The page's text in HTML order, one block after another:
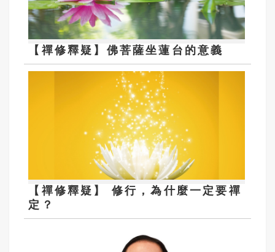
【禪修釋疑】佛菩薩坐蓮台的意義
【禪修釋疑】 修行，為什麼一定要禪
定？